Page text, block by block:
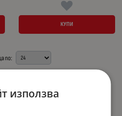
КУПИ
по:
използва